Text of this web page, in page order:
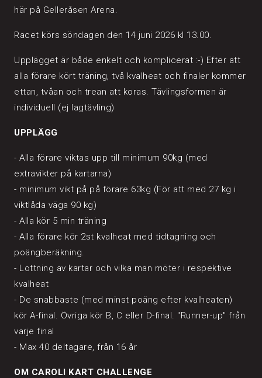
här på Gelleråsen Arena.
Racet körs söndagen den 14 juni 2026 kl 13.00.
Upplägget är både enkelt och komplicerat :-) Efter att
alla förare kört träning, två kvalheat och finaler kommer
ettan, tvåan och trean att koras. Tävlingsformen är
individuell (ej lagtävling)
UPPLÄGG
- Alla förare viktas upp till minimum 90kg (med
extravikter på kartarna)
- minimum vikt på på förare 63kg (För att med 27 kg i
viktlåda väga 90 kg)
- Alla kör 5 min träning
- Alla förare kör 2st kvalheat med tidtagning och
poängberäkning.
- Lottning av kartar och vilka man möter i respektive
kvalheat
- De snabbaste (med minst poäng efter kvalheaten)
kör A-final. Övriga kör B, C eller D-final. "Runner-up" från
varje final
- Max 40 deltagare, från 16 år
OM CAROLI KART CHALLENGE